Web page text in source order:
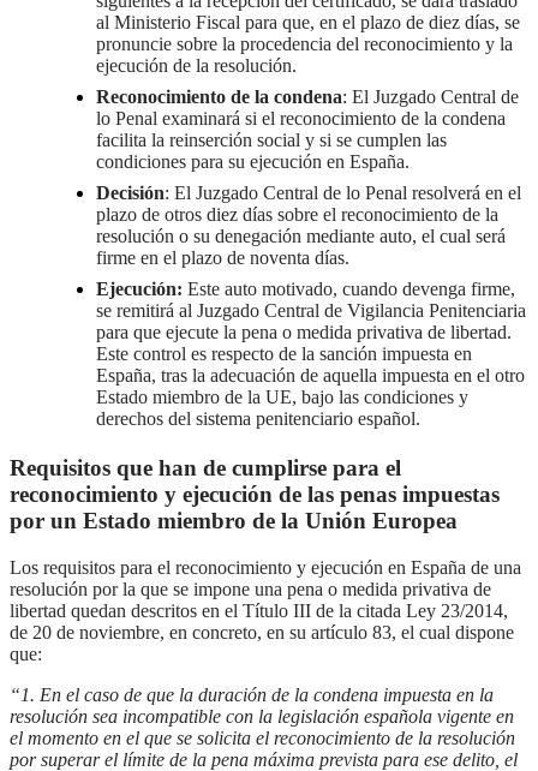
al Ministerio Fiscal para que, en el plazo de diez días, se
pronuncie sobre la procedencia del reconocimiento y la
ejecución de la resolución.
Reconocimiento de la condena: El Juzgado Central de
lo Penal examinará si el reconocimiento de la condena
facilita la reinserción social y si se cumplen las
condiciones para su ejecución en España.
Decisión: El Juzgado Central de lo Penal resolverá en el
plazo de otros diez días sobre el reconocimiento de la
resolución o su denegación mediante auto, el cual será
firme en el plazo de noventa días.
Ejecución: Este auto motivado, cuando devenga firme,
se remitirá al Juzgado Central de Vigilancia Penitenciaria
para que ejecute la pena o medida privativa de libertad.
Este control es respecto de la sanción impuesta en
España, tras la adecuación de aquella impuesta en el otro
Estado miembro de la UE, bajo las condiciones y
derechos del sistema penitenciario español.
Requisitos que han de cumplirse para el
reconocimiento y ejecución de las penas impuestas
por un Estado miembro de la Unión Europea
Los requisitos para el reconocimiento y ejecución en España de una
resolución por la que se impone una pena o medida privativa de
libertad quedan descritos en el Título III de la citada Ley 23/2014,
de 20 de noviembre, en concreto, en su artículo 83, el cual dispone
que:
“1. En el caso de que la duración de la condena impuesta en la
resolución sea incompatible con la legislación española vigente en
el momento en el que se solicita el reconocimiento de la resolución
por superar el límite de la pena máxima prevista para ese delito, el